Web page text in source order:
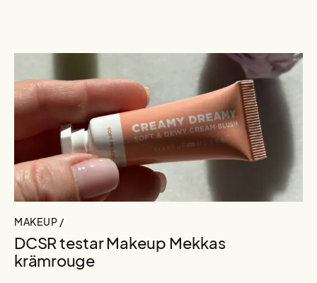
MAKEUP /
DCSR testar Makeup Mekkas
krämrouge